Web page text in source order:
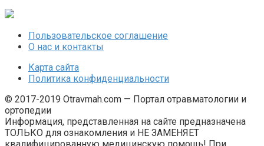
Пользовательское соглашение
О нас и контакты
Карта сайта
Политика конфиденциальности
© 2017-2019 Otravmah.com — Портал отравматологии и
ортопедии
Информация, представленная на сайте предназначена
ТОЛЬКО для ознакомления и НЕ ЗАМЕНЯЕТ
квалифицированную медицинскую помощь! При